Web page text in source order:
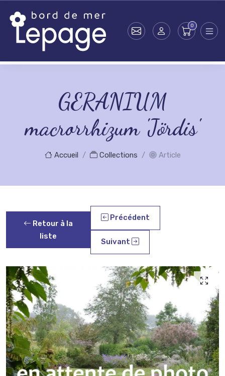
GERANIUM
macrorrhizum 'Jördis'
Accueil Collections Article
Retour à la
liste
Précédent
Suivant